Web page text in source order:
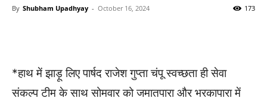
By Shubham Upadhyay - October 16, 2024 173
*हाथ में झाड़ू लिए पार्षद राजेश गुप्ता चंपू स्वच्छता ही सेवा
संकल्प टीम के साथ सोमवार को जमातपारा और भरकापारा में